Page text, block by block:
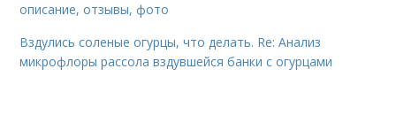
описание, отзывы, фото
Вздулись соленые огурцы, что делать. Re: Анализ
микрофлоры рассола вздувшейся банки с огурцами